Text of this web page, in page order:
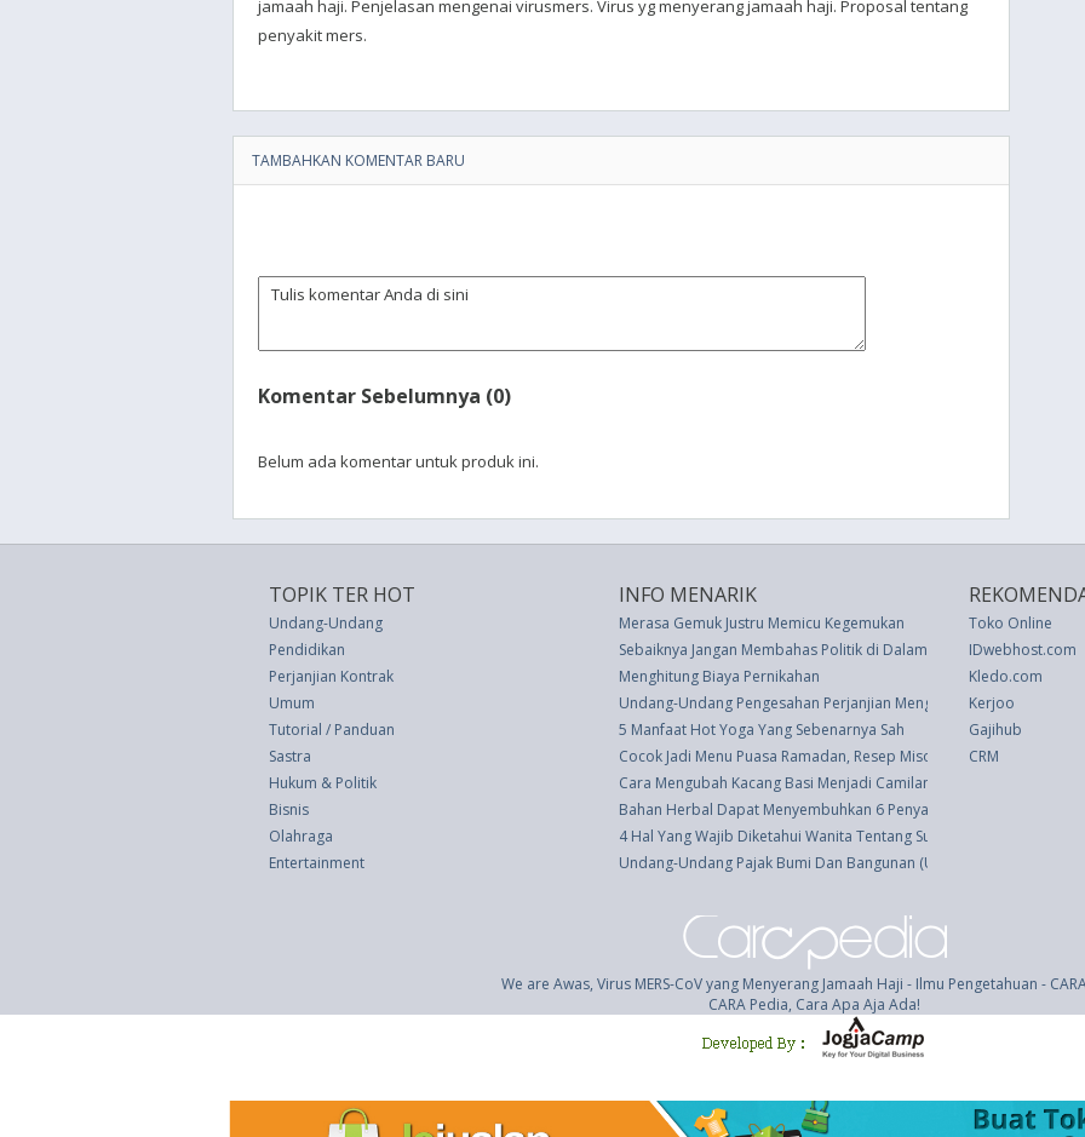
jamaah haji. Penjelasan mengenai virusmers. Virus yg menyerang jamaah haji. Proposal tentang
penyakit mers.
TAMBAHKAN KOMENTAR BARU
Komentar Sebelumnya (0)
Belum ada komentar untuk produk ini.
TOPIK TER HOT
Undang-Undang
Pendidikan
Perjanjian Kontrak
Umum
Tutorial / Panduan
Sastra
Hukum & Politik
Bisnis
Olahraga
Entertainment
INFO MENARIK
Merasa Gemuk Justru Memicu Kegemukan
Sebaiknya Jangan Membahas Politik di Dalam Pesawat
Menghitung Biaya Pernikahan
Undang-Undang Pengesahan Perjanjian Mengenai Pencegahan
5 Manfaat Hot Yoga Yang Sebenarnya Sah
Cocok Jadi Menu Puasa Ramadan, Resep Miso Iga Saus Tomat ala
Cara Mengubah Kacang Basi Menjadi Camilan Lezat
Bahan Herbal Dapat Menyembuhkan 6 Penyakit Ini
4 Hal Yang Wajib Diketahui Wanita Tentang Suaminya
Undang-Undang Pajak Bumi Dan Bangunan (UU 12 thn 1985)
Toko Online
IDwebhost.com
Kledo.com
Kerjoo
Gajihub
CRM
We are Awas, Virus MERS-CoV yang Menyerang Jamaah Haji - Ilmu Pengetahuan -
CARA Pedia, Cara Apa Aja Ada!